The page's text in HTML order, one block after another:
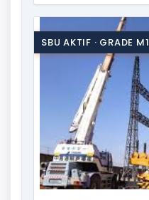
SBU AKTIF · GRADE M1